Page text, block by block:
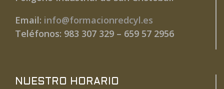
Email: info@formacionredcyl.es
Teléfonos: 983 307 329 – 659 57 2956
NUESTRO HORARIO